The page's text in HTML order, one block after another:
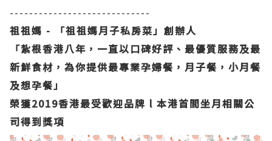
-----------------------------
祖祖媽 - 「祖祖媽月子私房菜」創辦人
「紮根香港八年，一直以口碑好評、最優質服務及最
新鮮食材，為你提供最專業孕婦餐，月子餐，小月餐
及想孕餐」
榮獲2019香港最受歡迎品牌 l 本港首間坐月相關公
司得到獎項